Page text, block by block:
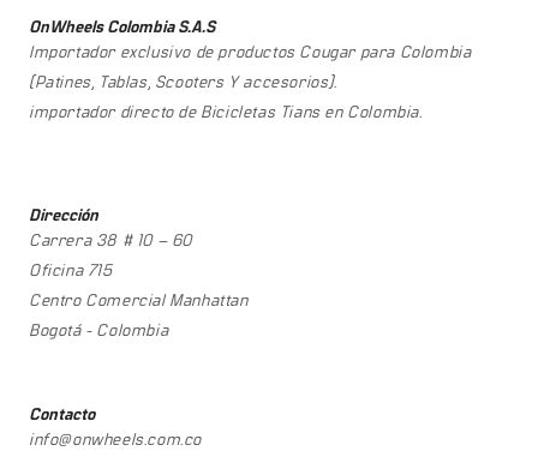
OnWheels Colombia S.A.S
Importador exclusivo de productos Cougar para Colombia
(Patines, Tablas, Scooters Y accesorios).
importador directo de Bicicletas Tians en Colombia.
Dirección
Carrera 38 # 10 – 60
Oficina 715
Centro Comercial Manhattan
Bogotá - Colombia
Contacto
info@onwheels.com.co